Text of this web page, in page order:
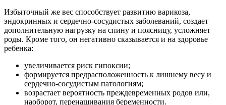
Избыточный же вес способствует развитию варикоза,
эндокринных и сердечно-сосудистых заболеваний, создает
дополнительную нагрузку на спину и поясницу, усложняет
роды. Кроме того, он негативно сказывается и на здоровье
ребенка:
увеличивается риск гипоксии;
формируется предрасположенность к лишнему весу и
сердечно-сосудистым патологиям;
возрастает вероятность преждевременных родов или,
наоборот, перенашивания беременности.